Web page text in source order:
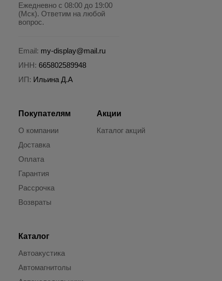
Покупателям
О компании
Доставка
Оплата
Гарантия
Рассрочка
Возвраты
Каталог
Автоакустика
Автомагнитолы
Акции
Каталог акций
Ежедневно с 08:00 до 19:00
(Мск). Ответим на любой
вопрос.
Email: my-display@mail.ru
ИНН: 665802589948
ИП: Ильина Д.А